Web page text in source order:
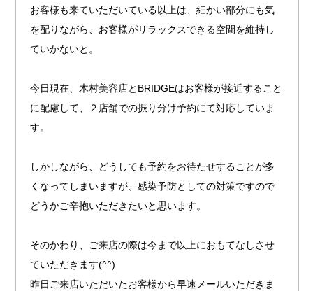
お客様も来ていただいている以上は、細かい部分にも気
を配りながら、お客様がリラックスできる空間を維持し
ていかないと。
今日現在、木村美容店とBRIDGEはお客様が接近すること
に配慮して、２店舗での振り分け予約にて対応していま
す。
しかしながら、どうしても予約をお待たせすることが多
くなってしまいますが、感染予防としての対策ですので
どうかご辛抱いただきたいと思います。
そのかわり、ご来店の際は今まで以上におもてなしさせ
ていただきます(^^)
昨日ご来店いただいたお客様から早速メールいただきま